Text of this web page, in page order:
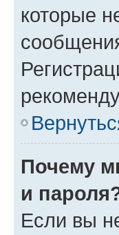
которые
Почему
и
Если вы